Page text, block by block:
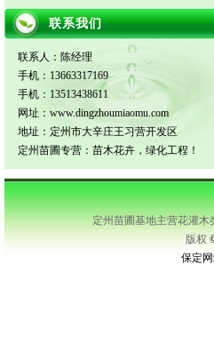
联系我们
联系人：陈经理
手机：13663317169
手机：13513438611
网址：www.dingzhoumiaomu.com
地址：定州市大辛庄王习营开发区
定州苗圃专营：苗木花卉，绿化工程！
定州苗圃基地主营花灌木
版权
保定